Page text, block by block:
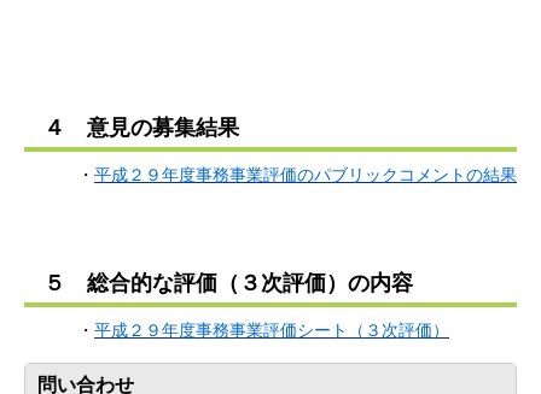
４ 意見の募集結果
・ 平成２９年度事務事業評価のパブリックコメントの結果
５ 総合的な評価（３次評価）の内容
・ 平成２９年度事務事業評価シート（３次評価）
問い合わせ